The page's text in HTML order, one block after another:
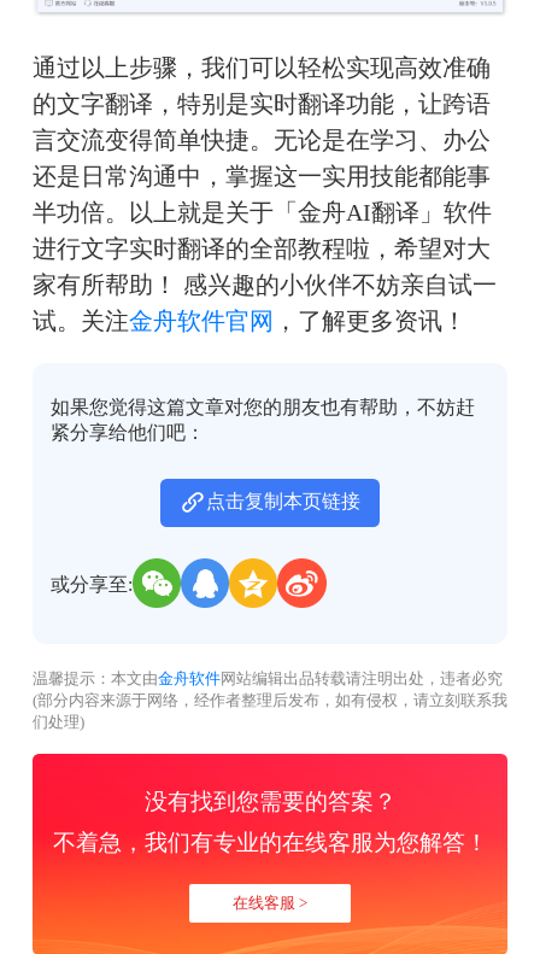
通过以上步骤，我们可以轻松实现高效准确
的文字翻译，特别是实时翻译功能，让跨语
言交流变得简单快捷。无论是在学习、办公
还是日常沟通中，掌握这一实用技能都能事
半功倍。以上就是关于「金舟AI翻译」软件
进行文字实时翻译的全部教程啦，希望对大
家有所帮助！ 感兴趣的小伙伴不妨亲自试一
试。关注金舟软件官网 ，了解更多资讯！
如果您觉得这篇文章对您的朋友也有帮助，不妨赶
紧分享给他们吧：
点击复制本页链接
或分享至:
温馨提示：本文由金舟软件网站编辑出品转载请注明出处，违者必究
(部分内容来源于网络，经作者整理后发布，如有侵权，请立刻联系我
们处理)
没有找到您需要的答案？
不着急，我们有专业的在线客服为您解答！
在线客服 >